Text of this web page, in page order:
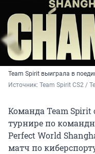
Team Spirit выиграла в
Источник: Team Spirit CS2 /
Команда Team Spirit
турнире по
Perfect World
матч по